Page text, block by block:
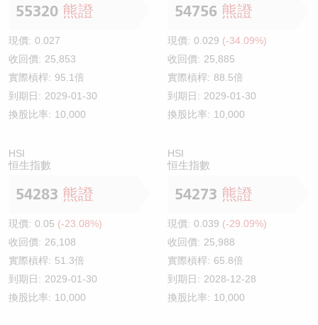
55320 熊證
現價: 0.027
收回價: 25,853
實際槓桿: 95.1倍
到期日: 2029-01-30
換股比率: 10,000
54756 熊證
現價: 0.029 (-34.09%)
收回價: 25,885
實際槓桿: 88.5倍
到期日: 2029-01-30
換股比率: 10,000
HSI
恒生指數
54283 熊證
現價: 0.05 (-23.08%)
收回價: 26,108
實際槓桿: 51.3倍
到期日: 2029-01-30
換股比率: 10,000
HSI
恒生指數
54273 熊證
現價: 0.039 (-29.09%)
收回價: 25,988
實際槓桿: 65.8倍
到期日: 2028-12-28
換股比率: 10,000